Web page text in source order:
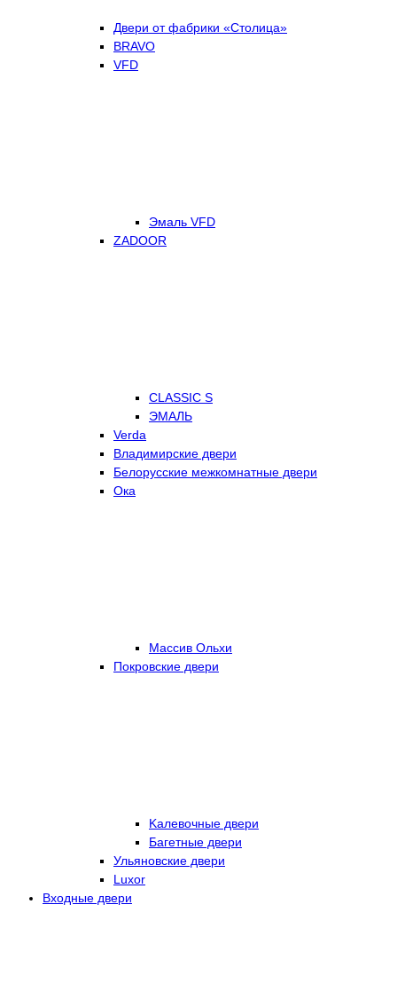
Двери от фабрики «Столица»
BRAVO
VFD
Эмаль VFD
ZADOOR
CLASSIC S
ЭМАЛЬ
Verda
Владимирские двери
Белорусские межкомнатные двери
Ока
Массив Ольхи
Покровские двери
Kалевочные двери
Багетные двери
Ульяновские двери
Luxor
Входные двери